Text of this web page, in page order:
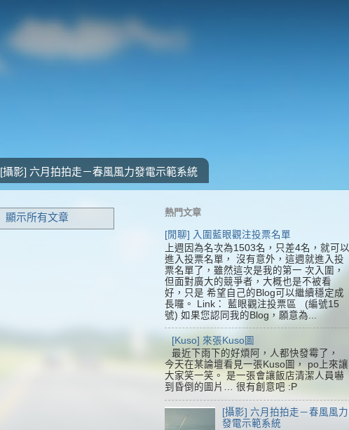
[攝影] 六月拍拍走－春風風力發電示範系統
顯示所有文章 熱門文章
[閒聊] 入圍藍眼觀注投票名單
上週因為名次為1503名，只差4名，就可以
進入投票名單， 沒有意外，這週就進入投
票名單了，雖然這次是我的第一 次入圍，
但面對廣大的競爭者，大概也是不被看
好，只是 希望自己的Blog可以繼續穩定成
長囉。 Link： 藍眼觀注投票區 (編號15
號) 如果您認同我的Blog，願意為...
[Kuso] 來張Kuso圖
最近下雨下的好煩阿，人都快發霉了，
今天在某論壇看見一張Kuso圖， po上來讓
大家笑一笑。 是一張會讓飯店清潔人員嚇
到昏倒的圖片… 很有創意吧 :P
[攝影] 六月拍拍走－春風風力
發電示範系統